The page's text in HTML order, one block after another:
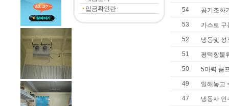
입금확인란
54
공기조화
53
가스로 구
52
냉동및 성
51
평택항물
50
5마력 콤
49
일해놓고
47
냉동사 인